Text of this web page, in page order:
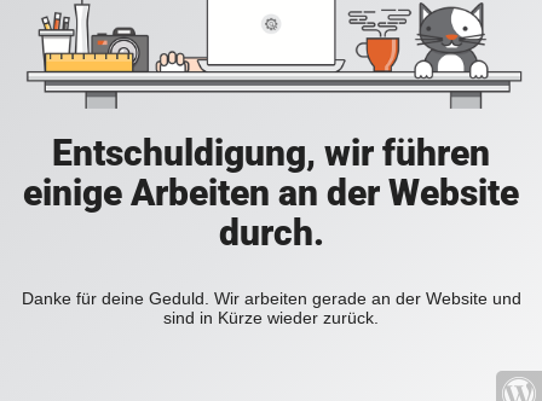
Entschuldigung, wir führen
einige Arbeiten an der Website
durch.
Danke für deine Geduld. Wir arbeiten gerade an der Website und
sind in Kürze wieder zurück.